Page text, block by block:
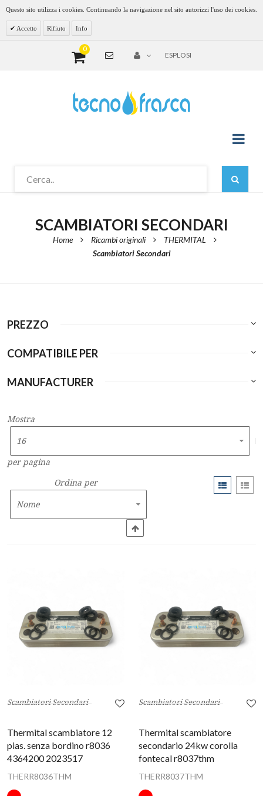
Questo sito utilizza i cookies. Continuando la navigazione nel sito autorizzi l'uso dei cookies.
Accetto Rifiuto Info
0
ESPLOSI
SCAMBIATORI SECONDARI
Home Ricambi originali
THERMITAL
Scambiatori Secondari
PREZZO
COMPATIBILE PER
MANUFACTURER
Mostra
per pagina
Ordina per
Scambiatori Secondari
Thermital scambiatore 12
pias. senza bordino r8036
4364200 2023517
THERR8036THM
Scambiatori Secondari
Thermital scambiatore
secondario 24kw corolla
fontecal r8037thm
THERR8037THM